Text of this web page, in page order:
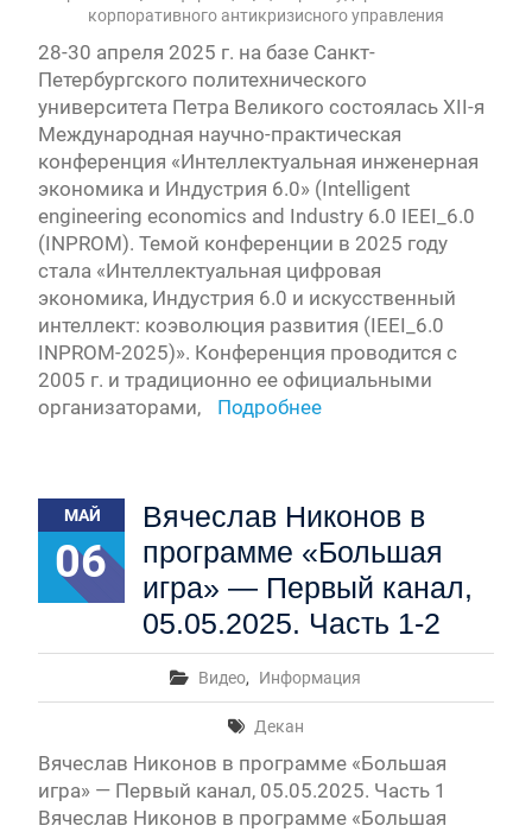
корпоративного антикризисного управления
28-30 апреля 2025 г. на базе Санкт-
Петербургского политехнического
университета Петра Великого состоялась XII-я
Международная научно-практическая
конференция «Интеллектуальная инженерная
экономика и Индустрия 6.0» (Intelligent
engineering economics and Industry 6.0 IEEI_6.0
(INPROM). Темой конференции в 2025 году
стала «Интеллектуальная цифровая
экономика, Индустрия 6.0 и искусственный
интеллект: коэволюция развития (IEEI_6.0
INPROM-2025)». Конференция проводится с
2005 г. и традиционно ее официальными
организаторами,
Подробнее
МАЙ
06
Вячеслав Никонов в
программе «Большая
игра» — Первый канал,
05.05.2025. Часть 1-2
Видео, Информация
Декан
Вячеслав Никонов в программе «Большая
игра» — Первый канал, 05.05.2025. Часть 1
Вячеслав Никонов в программе «Большая